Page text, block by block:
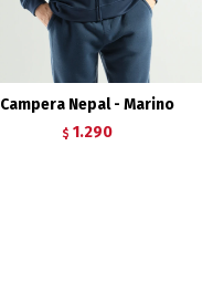
Campera Nepal - Marino
$ 1.290